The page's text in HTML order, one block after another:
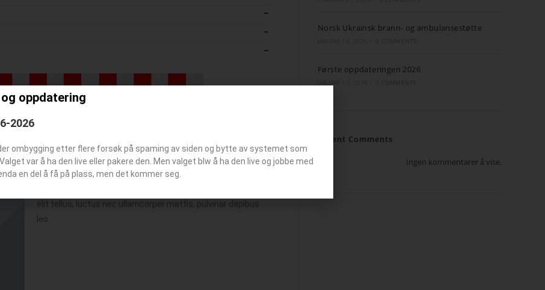
–
–
–
elit tellus, luctus nec ullamcorper mattis, pulvinar dapibus
leo.
Norsk Ukrainsk brann- og ambulansestøtte
Første oppdateringen 2026
Recent Comments
Ingen kommentarer å vise.
oppdatering
2026
ombygging etter flere forsøk på spaming av siden og bytte av systemet som
var å ha den live eller pakere den. Men valget blw å ha den live og jobbe med
en del å få på plass, men det kommer seg.